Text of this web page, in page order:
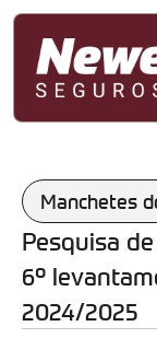
Manchetes
Pesquisa
6º
2024/2025